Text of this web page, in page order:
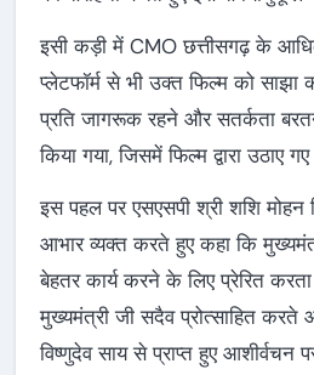
इसी कड़ी में CMO छत्तीसगढ़ के
प्लेटफॉर्म से भी उक्त फिल्म को साझा
प्रति जागरूक रहने और सतर्कता
किया गया, जिसमें फिल्म द्वारा उठाए
इस पहल पर एसएसपी श्री शशि मोहन
आभार व्यक्त करते हुए कहा कि
बेहतर कार्य करने के लिए प्रेरित
मुख्यमंत्री जी सदैव प्रोत्साहित
विष्णुदेव साय से प्राप्त हुए आशीर्वचन